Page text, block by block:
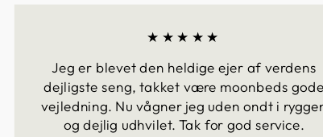
★★★★★
Jeg er blevet den heldige ejer af verdens
dejligste seng, takket være moonbeds gode
vejledning. Nu vågner jeg uden ondt i
og dejlig udhvilet. Tak for god service.